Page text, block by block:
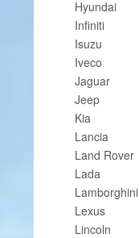
Hyundai
Infiniti
Isuzu
Iveco
Jaguar
Jeep
Kia
Lancia
Land Rover
Lada
Lamborghini
Lexus
Lincoln